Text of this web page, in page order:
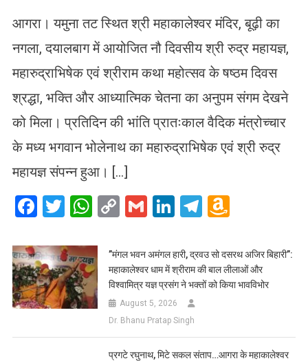
आगरा। यमुना तट स्थित श्री महाकालेश्वर मंदिर, बूढ़ी का
नगला, दयालबाग में आयोजित नौ दिवसीय श्री रुद्र महायज्ञ,
महारुद्राभिषेक एवं श्रीराम कथा महोत्सव के षष्ठम दिवस
श्रद्धा, भक्ति और आध्यात्मिक चेतना का अनुपम संगम देखने
को मिला। प्रतिदिन की भांति प्रातःकाल वैदिक मंत्रोच्चार
के मध्य भगवान भोलेनाथ का महारुद्राभिषेक एवं श्री रुद्र
महायज्ञ संपन्न हुआ। […]
Facebook
Twitter
WhatsApp
CopyGmailLinkedIn
Telegram
List
​”मंगल भवन अमंगल हारी, द्रवउ सो दसरथ अजिर बिहारी”:
महाकालेश्वर धाम में श्रीराम की बाल लीलाओं और
विश्वामित्र यज्ञ प्रसंग ने भक्तों को किया भावविभोर
August 5, 2026
Dr. Bhanu Pratap Singh
प्रगटे रघुनाथ, मिटे सकल संताप…आगरा के महाकालेश्वर